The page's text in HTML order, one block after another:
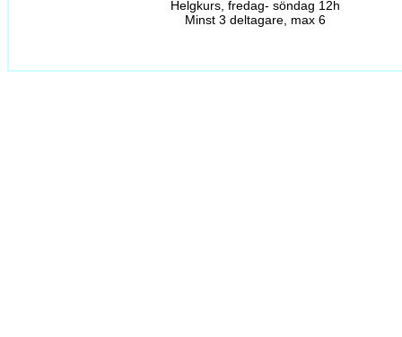
Helgkurs, fredag- söndag 12h
Minst 3 deltagare, max 6